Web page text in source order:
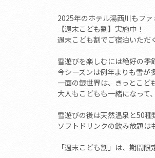
2025年のホテル湯西川もファ
【週末こども割】実施中！
週末こども割でご宿泊いただ
雪遊びを楽しむには絶好の季
今シーズンは例年よりも雪
一面の銀世界は、きっとこど
大人もこどもも一緒になっ
雪遊びの後は天然温泉と50種
ソフトドリンクの飲み放題は
「週末こども割」は、期間